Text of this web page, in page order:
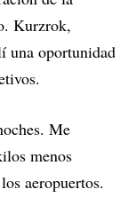
Kurzrok,
una oportunidad
Me
menos
aeropuertos.